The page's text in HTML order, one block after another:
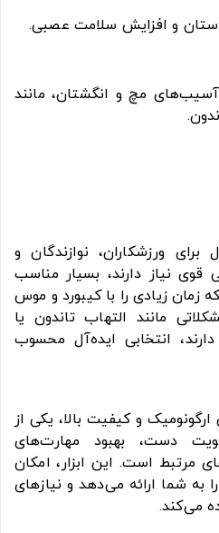
و افزایش سلامت عصبی.
آسیب‌های مچ و انگشتان، مانند
ورزشکاران، نوازندگان و
قوی نیاز دارند، بسیار مناسب
زمان زیادی را با کیبورد و موس
مانند التهاب تاندون یا
انتخابی ایده‌آل محسوب
و کیفیت بالا، یکی از
دست، بهبود مهارت‌های
مرتبط است. این ابزار، امکان
به شما ارائه می‌دهد و نیازهای
می‌کند.